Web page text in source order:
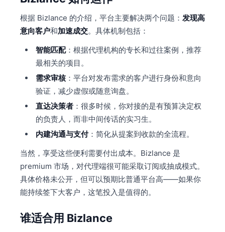
根据 Bizlance 的介绍，平台主要解决两个问题： 发现高
意向客户和加速成交。具体机制包括：
智能匹配：根据代理机构的专长和过往案例，推荐
最相关的项目。
需求审核：平台对发布需求的客户进行身份和意向
验证，减少虚假或随意询盘。
直达决策者：很多时候，你对接的是有预算决定权
的负责人，而非中间传话的实习生。
内建沟通与支付：简化从提案到收款的全流程。
当然，享受这些便利需要付出成本。Bizlance 是
premium 市场，对代理端很可能采取订阅或抽成模式。
具体价格未公开，但可以预期比普通平台高——如果你
能持续签下大客户，这笔投入是值得的。
谁适合用 Bizlance